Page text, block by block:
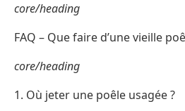
core/heading
FAQ – Que faire d’une vieille
core/heading
1. Où jeter une poêle usagée ?